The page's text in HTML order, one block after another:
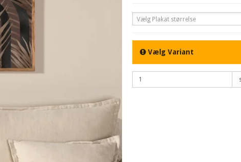
Vælg Plakat størrelse
Vælg Variant